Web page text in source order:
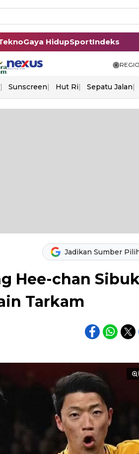
Gaya HidupSportIndeks
Sunscreen Hut Ri Sepatu Jalan
Jadikan Sumber
Hee-chan
Tarkam